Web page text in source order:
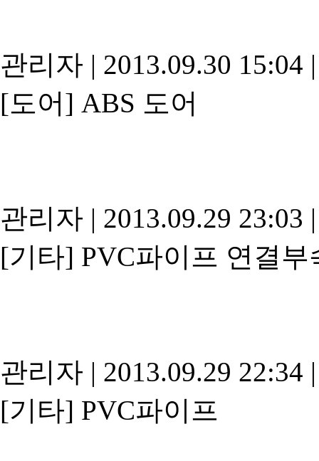
관리자 | 2013.09.30 15:04 |
[도어] ABS 도어
관리자 | 2013.09.29 23:03 |
[기타] PVC파이프 연결부
관리자 | 2013.09.29 22:34 |
[기타] PVC파이프